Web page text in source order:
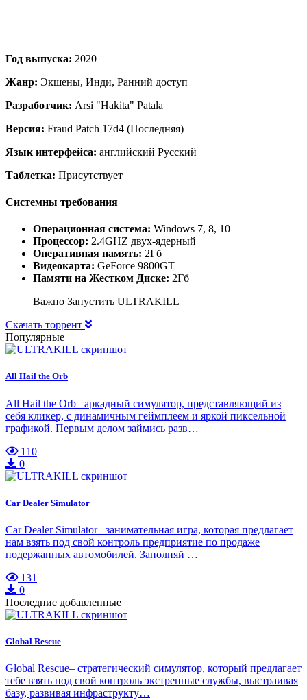
Год выпуска: 2020
Жанр: Экшены, Инди, Ранний доступ
Разработчик: Arsi "Hakita" Patala
Версия: Fraud Patch 17d4 (Последняя)
Язык интерфейса: английский Русский
Таблетка: Присутствует
Системны требования
Операционная система: Windows 7, 8, 10
Процессор: 2.4GHZ двух-ядерный
Оперативная память: 2Гб
Видеокарта: GeForce 9800GT
Памяти на Жестком Диске: 2Гб
Важно Запустить ULTRAKILL
Скачать торрент
Популярные
All Hail the Orb
All Hail the Orb– аркадный симулятор, представляющий из
себя кликер, с динамичным геймплеем и яркой пиксельной
графикой. Первым делом займись разв…
110
0
Car Dealer Simulator
Car Dealer Simulator– занимательная игра, которая предлагает
нам взять под свой контроль предприятие по продаже
подержанных автомобилей. Заполняй …
131
0
Последние добавленные
Global Rescue
Global Rescue– стратегический симулятор, который предлагает
тебе взять под свой контроль экстренные службы, выстраивая
базу, развивая инфраструкту…